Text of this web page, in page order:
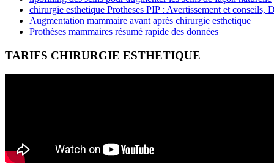
chirurgie esthetique Protheses PIP : Avertissement et
Augmentation mammaire avant après chirurgie esthetique
Prothèses mammaires résumé rapide des données
TARIFS CHIRURGIE ESTHETIQUE